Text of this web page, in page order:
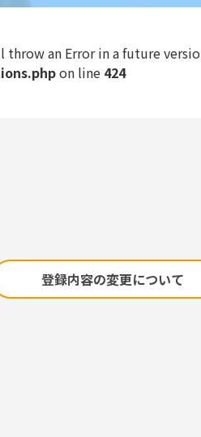
throw an Error in a future
on line 424
登録内容の変更について